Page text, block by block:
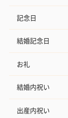
記念日
結婚記念日
お礼
結婚内祝い
出産内祝い